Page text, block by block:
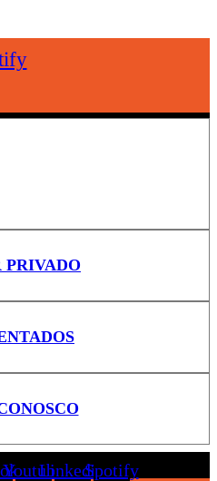
PRIVADO
YoutubeLinkedinSpotify